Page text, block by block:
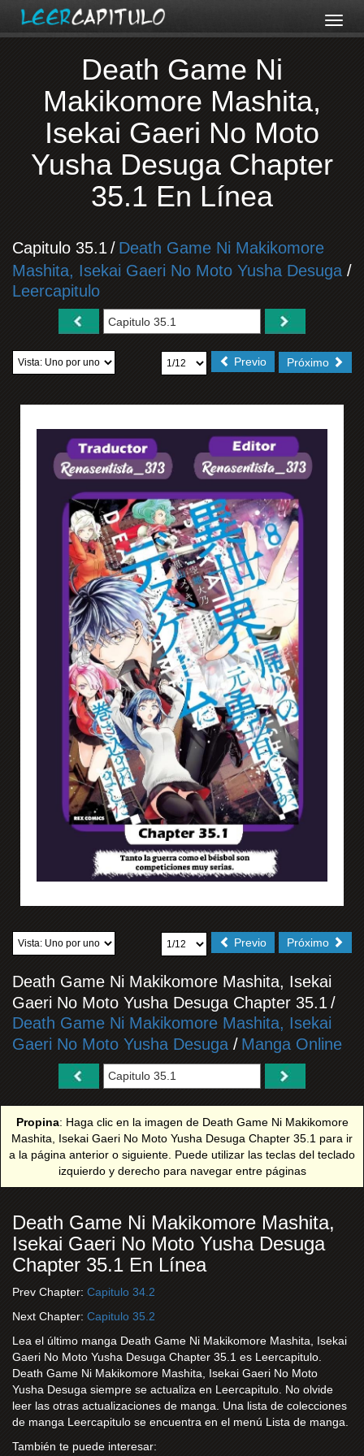
Death Game Ni
Makikomore Mashita,
Isekai Gaeri No Moto
Yusha Desuga Chapter
35.1 En Línea
Capitulo 35.1 / Death Game Ni Makikomore
Mashita, Isekai Gaeri No Moto Yusha Desuga /
Leercapitulo
Próximo
Previo
Próximo
Previo
Death Game Ni Makikomore Mashita, Isekai
Gaeri No Moto Yusha Desuga Chapter 35.1 /
Death Game Ni Makikomore Mashita, Isekai
Gaeri No Moto Yusha Desuga / Manga Online
Propina: Haga clic en la imagen de Death Game Ni Makikomore
Mashita, Isekai Gaeri No Moto Yusha Desuga Chapter 35.1 para ir
a la página anterior o siguiente. Puede utilizar las teclas del teclado
izquierdo y derecho para navegar entre páginas
Death Game Ni Makikomore Mashita,
Isekai Gaeri No Moto Yusha Desuga
Chapter 35.1 En Línea
Prev Chapter: Capitulo 34.2
Next Chapter: Capitulo 35.2
Lea el último manga Death Game Ni Makikomore Mashita, Isekai
Gaeri No Moto Yusha Desuga Chapter 35.1 es Leercapitulo.
Death Game Ni Makikomore Mashita, Isekai Gaeri No Moto
Yusha Desuga siempre se actualiza en Leercapitulo. No olvide
leer las otras actualizaciones de manga. Una lista de colecciones
de manga Leercapitulo se encuentra en el menú Lista de manga.
También te puede interesar: